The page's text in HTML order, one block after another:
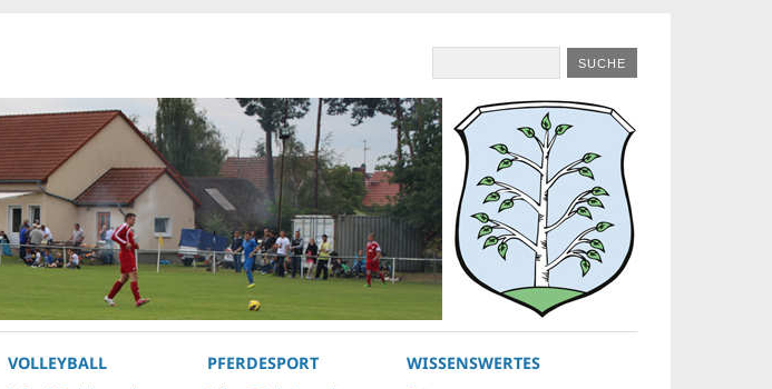
VOLLEYBALL PFERDESPORT WISSENSWERTES